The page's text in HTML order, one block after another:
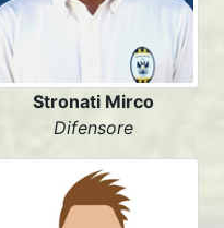
Stronati Mirco
Difensore